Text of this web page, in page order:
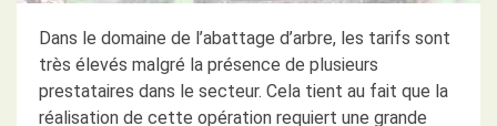
Dans le domaine de l’abattage d’arbre, les tarifs sont
très élevés malgré la présence de plusieurs
prestataires dans le secteur. Cela tient au fait que la
réalisation de cette opération requiert une grande